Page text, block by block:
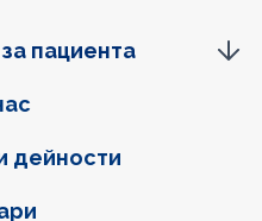
дейности
пациента